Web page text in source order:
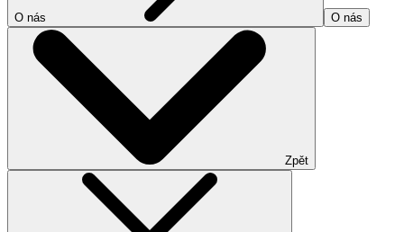
O nás O nás
Zpět